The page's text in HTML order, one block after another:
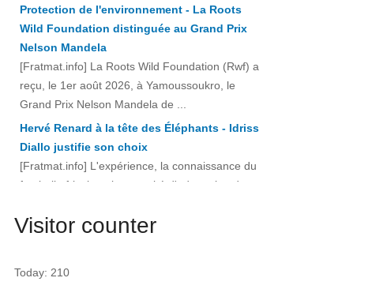
[Fratmat.info] La Roots Wild Foundation (Rwf) a
reçu, le 1er août 2026, à Yamoussoukro, le
Grand Prix Nelson Mandela de ...
Hervé Renard à la tête des Éléphants - Idriss
Diallo justifie son choix
[Fratmat.info] L'expérience, la connaissance du
football africain et la capacité d'adaptation du
technicien français justifient, selon la Fif, son
choix ...
Visitor counter
Today: 210